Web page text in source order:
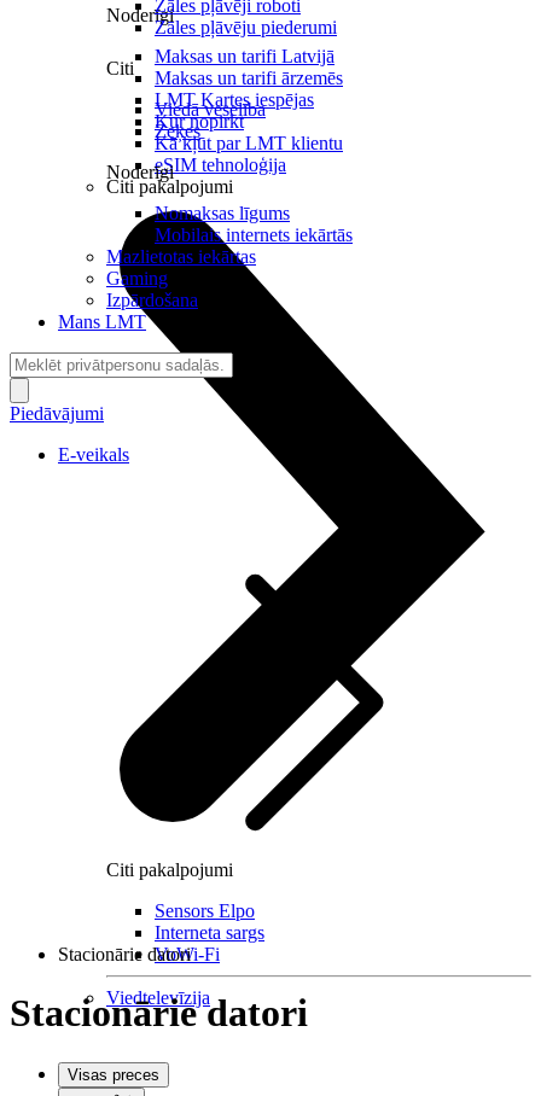
Noderīgi
Maksas un tarifi Latvijā
Maksas un tarifi ārzemēs
LMT Kartes iespējas
Kur nopirkt
Kā kļūt par LMT klientu
eSIM tehnoloģija
Citi pakalpojumi
Citi pakalpojumi
Sensors Elpo
Interneta sargs
VoWi-Fi
Viedtelevīzija
Zāles pļāvēji roboti
Zāles pļāvēju piederumi
Citi
Viedā veselība
Zeķes
Noderīgi
Nomaksas līgums
Mobilais internets iekārtās
Mazlietotas iekārtas
Gaming
Izpārdošana
Mans LMT
Piedāvājumi
E-veikals
Stacionārie datori
Stacionārie datori
Visas preces